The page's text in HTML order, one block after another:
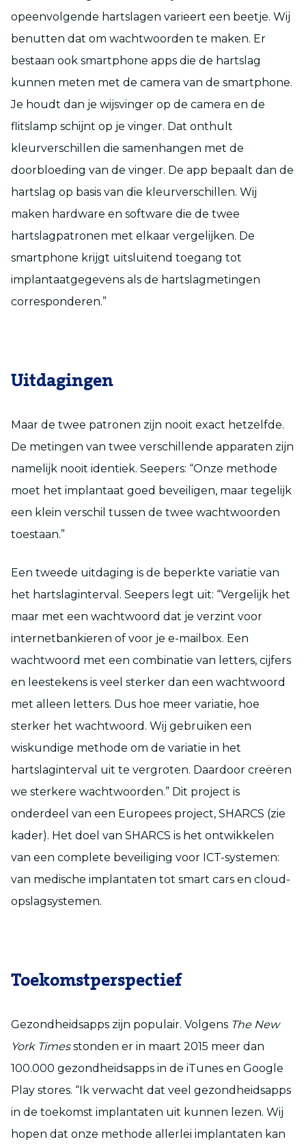
opeenvolgende hartslagen varieert een beetje. Wij
benutten dat om wachtwoorden te maken. Er
bestaan ook smartphone apps die de hartslag
kunnen meten met de camera van de smartphone.
Je houdt dan je wijsvinger op de camera en de
flitslamp schijnt op je vinger. Dat onthult
kleurverschillen die samenhangen met de
doorbloeding van de vinger. De app bepaalt dan de
hartslag op basis van die kleurverschillen. Wij
maken hardware en software die de twee
hartslagpatronen met elkaar vergelijken. De
smartphone krijgt uitsluitend toegang tot
implantaatgegevens als de hartslagmetingen
corresponderen.”
Uitdagingen
Maar de twee patronen zijn nooit exact hetzelfde.
De metingen van twee verschillende apparaten zijn
namelijk nooit identiek. Seepers: “Onze methode
moet het implantaat goed beveiligen, maar tegelijk
een klein verschil tussen de twee wachtwoorden
toestaan.”
Een tweede uitdaging is de beperkte variatie van
het hartslaginterval. Seepers legt uit: “Vergelijk het
maar met een wachtwoord dat je verzint voor
internetbankieren of voor je e-mailbox. Een
wachtwoord met een combinatie van letters, cijfers
en leestekens is veel sterker dan een wachtwoord
met alleen letters. Dus hoe meer variatie, hoe
sterker het wachtwoord. Wij gebruiken een
wiskundige methode om de variatie in het
hartslaginterval uit te vergroten. Daardoor creëren
we sterkere wachtwoorden.” Dit project is
onderdeel van een Europees project, SHARCS (zie
kader). Het doel van SHARCS is het ontwikkelen
van een complete beveiliging voor ICT-systemen:
van medische implantaten tot smart cars en cloud-
opslagsystemen.
Toekomstperspectief
Gezondheidsapps zijn populair. Volgens The New
York Timesstonden er in maart 2015 meer dan
100.000 gezondheidsapps in de iTunes en Google
Play stores. “Ik verwacht dat veel gezondheidsapps
in de toekomst implantaten uit kunnen lezen. Wij
hopen dat onze methode allerlei implantaten kan